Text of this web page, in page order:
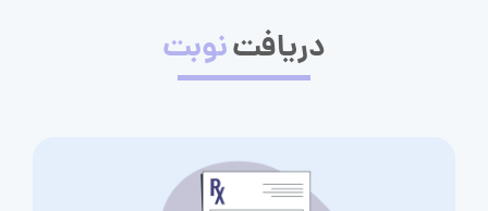
دریافتنوبت